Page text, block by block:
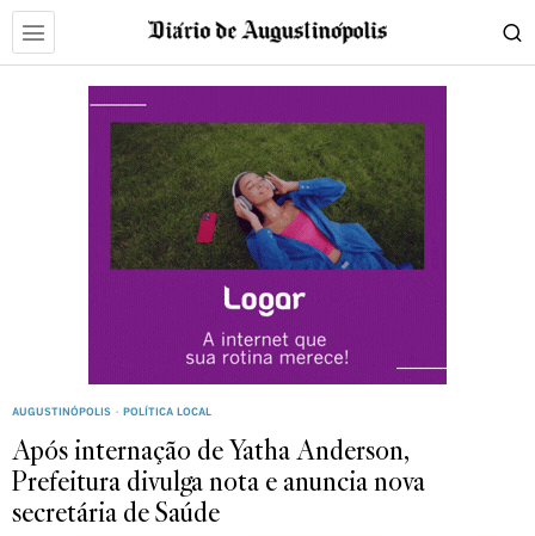
AUGUSTINÓPOLIS · POLÍTICA LOCAL
Após internação de Yatha Anderson,
Prefeitura divulga nota e anuncia nova
secretária de Saúde